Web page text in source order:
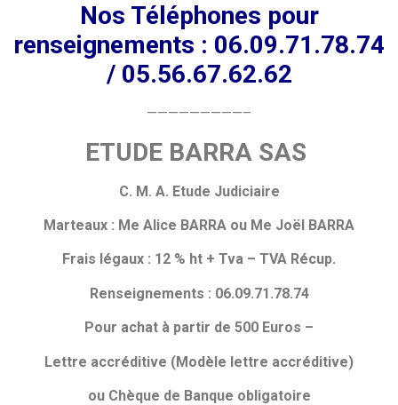
Nos Téléphones pour
renseignements : 06.09.71.78.74
/ 05.56.67.62.62
—————————–
ETUDE BARRA SAS
C. M. A. Etude Judiciaire
Marteaux : Me Alice BARRA ou Me Joël BARRA
Frais légaux : 12 % ht + Tva – TVA Récup.
Renseignements : 06.09.71.78.74
Pour achat à partir de 500 Euros –
Lettre accréditive (Modèle lettre accréditive)
ou Chèque de Banque obligatoire